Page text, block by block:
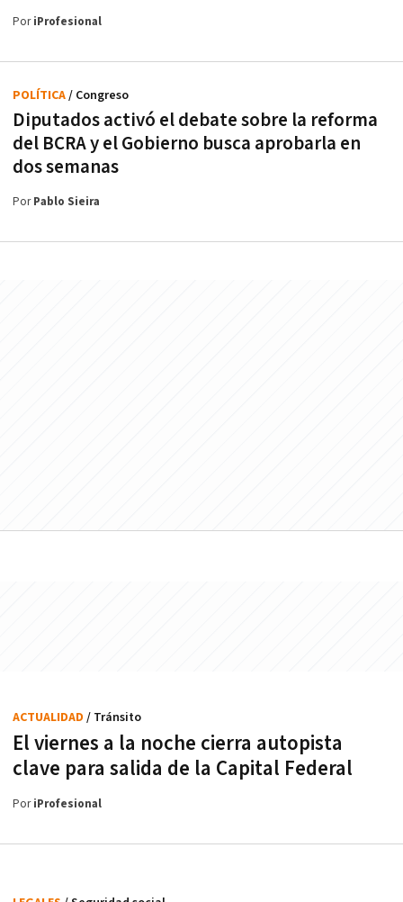
PoriProfesional
Diputados activó el debate sobre la reforma
del BCRA y el Gobierno busca aprobarla en
dos semanas
POLÍTICA/ Congreso
PorPablo Sieira
El viernes a la noche cierra autopista
clave para salida de la Capital Federal
ACTUALIDAD / Tránsito
PoriProfesional